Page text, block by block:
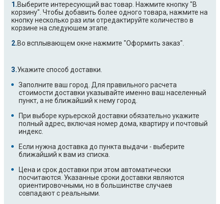
Выберите интересующий вас товар. Нажмите кнопку "В
корзину". Чтобы добавить более одного товара, нажмите на
кнопку несколько раз или отредактируйте количество в
корзине на следуюшем этапе.
Во всплывающем окне нажмите "Оформить заказ".
Укажите способ доставки.
Заполните ваш город. Для правильного расчета
стоимости доставки указывайте именно ваш населенный
пункт, а не ближайший к нему город.
При выборе курьерской доставки обязательно укажите
полный адрес, включая номер дома, квартиру и почтовый
индекс.
Если нужна доставка до пункта выдачи - выберите
ближайший к вам из списка.
Цена и срок доставки при этом автоматически
посчитаются. Указанные сроки доставки являются
ориентировочными, но в большинстве случаев
совпадают с реальными.